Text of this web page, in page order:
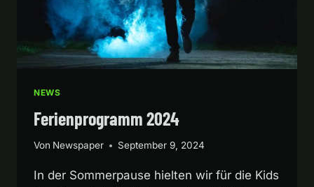
NEWS
Ferienprogramm 2024
Von Newspaper September 9, 2024
In der Sommerpause hielten wir für die Kids